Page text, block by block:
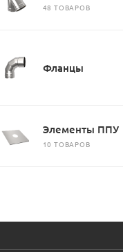
48 ТОВАРОВ
Фланцы
Элементы ППУ
10 ТОВАРОВ